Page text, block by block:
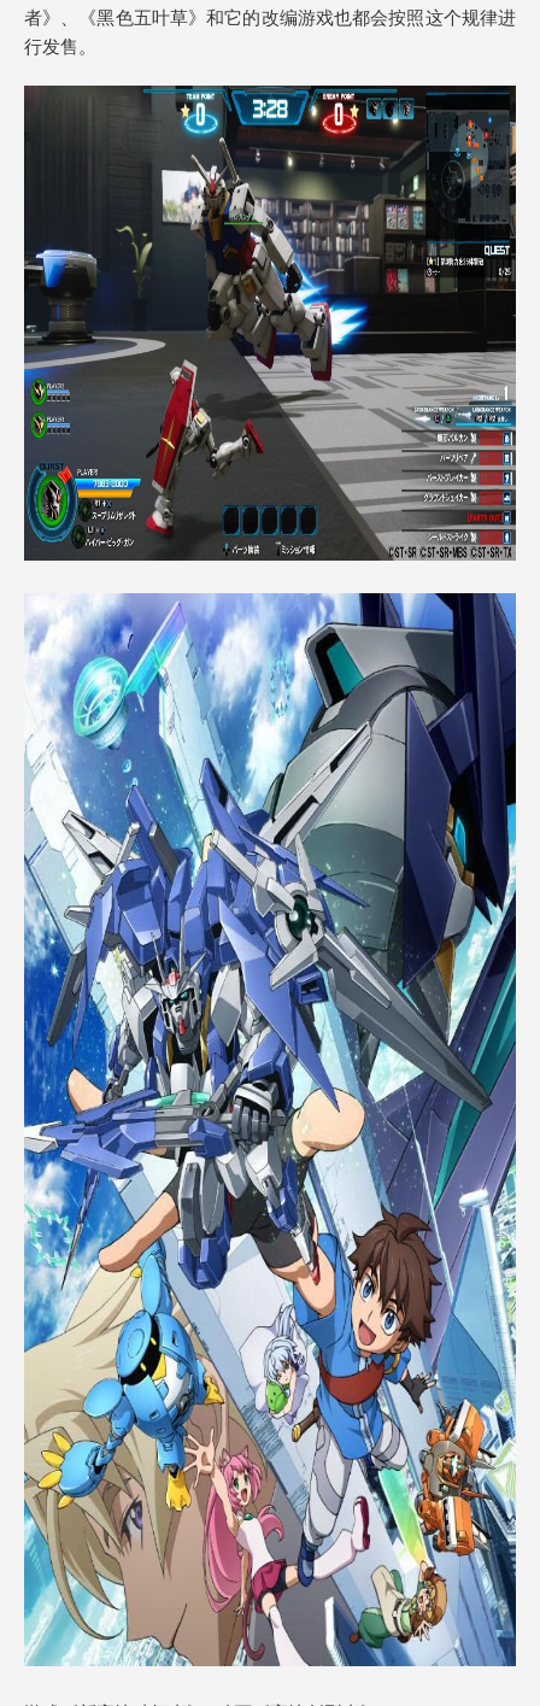
者》、《黑色五叶草》和它的改编游戏也都会按照这个规律进
行发售。